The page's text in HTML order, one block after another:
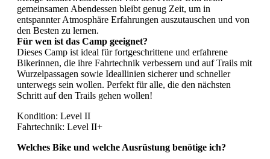
gemeinsamen Abendessen bleibt genug Zeit, um in
entspannter Atmosphäre Erfahrungen auszutauschen und von
den Besten zu lernen.
Für wen ist das Camp geeignet?
Dieses Camp ist ideal für fortgeschrittene und erfahrene
Bikerinnen, die ihre Fahrtechnik verbessern und auf Trails mit
Wurzelpassagen sowie Ideallinien sicherer und schneller
unterwegs sein wollen. Perfekt für alle, die den nächsten
Schritt auf den Trails gehen wollen!
Kondition: Level II
Fahrtechnik: Level II+
Welches Bike und welche Ausrüstung benötige ich?